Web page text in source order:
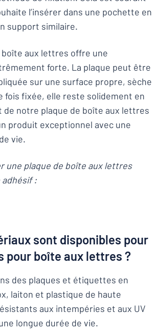
l’insérer dans une pochette en
support similaire.
aux lettres offre une
forte. La plaque peut être
sur une surface propre, sèche
fois fixée, elle reste solidement en
de notre plaque de boîte aux lettres
produit exceptionnel avec une
vie.
une plaque de boîte aux lettres
adhésif :
sont disponibles pour
pour boîte aux lettres ?
des plaques et étiquettes en
laiton et plastique de haute
aux intempéries et aux UV
longue durée de vie.